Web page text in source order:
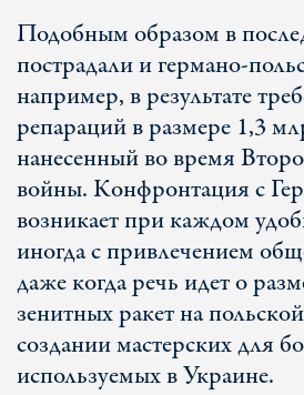
Подобным образом в
пострадали и германо-
например, в результате
репараций в размере 1,3
нанесенный во время
войны. Конфронтация с
возникает при каждом
иногда с привлечением
даже когда речь идет о
зенитных ракет на
создании мастерских для
используемых в Украине.